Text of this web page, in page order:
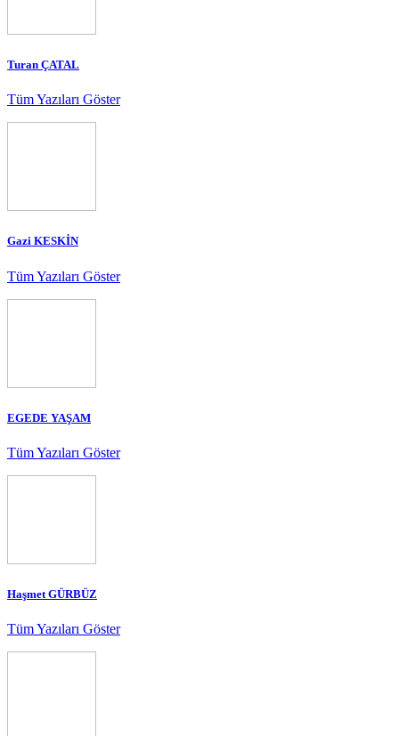
Turan ÇATAL
Tüm Yazıları Göster
Gazi KESKİN
Tüm Yazıları Göster
EGEDE YAŞAM
Tüm Yazıları Göster
Haşmet GÜRBÜZ
Tüm Yazıları Göster